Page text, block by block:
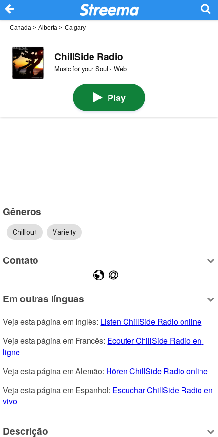
Canada > Alberta > Calgary
ChillSide Radio
Music for your Soul · Web
Play
Gêneros
Chillout Variety
Contato
Em outras línguas
Veja esta página em Inglês: Listen ChillSide Radio online
Veja esta página em Francês: Ecouter ChillSide Radio en
ligne
Veja esta página em Alemão: Hören ChillSide Radio online
Veja esta página em Espanhol: Escuchar ChillSide Radio en
vivo
Descrição